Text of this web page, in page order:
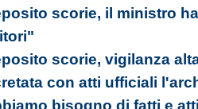
scorie, il ministro
scorie, vigilanza
con atti ufficiali
bisogno di fatti e